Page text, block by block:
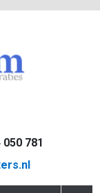
781